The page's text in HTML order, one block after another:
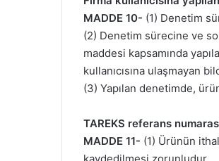
MADDE 10- (1) Denetim
(2) Denetim sürecine ve
maddesi kapsamında
kullanıcısına ulaşmayan
(3) Yapılan denetimde,
TAREKS referans
MADDE 11- (1) Ürünün
kaydedilmesi zorunludur.